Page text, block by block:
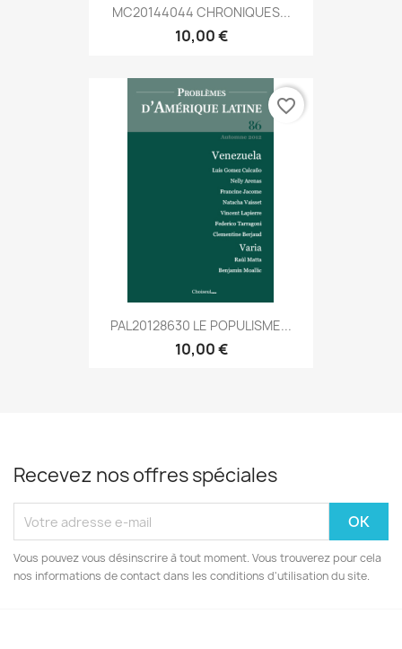
MC20144044 CHRONIQUES...
10,00 €
PAL20128630 LE POPULISME...
10,00 €
favorite_border
Recevez nos offres spéciales
Vous pouvez vous désinscrire à tout moment. Vous trouverez pour cela
nos informations de contact dans les conditions d'utilisation du site.